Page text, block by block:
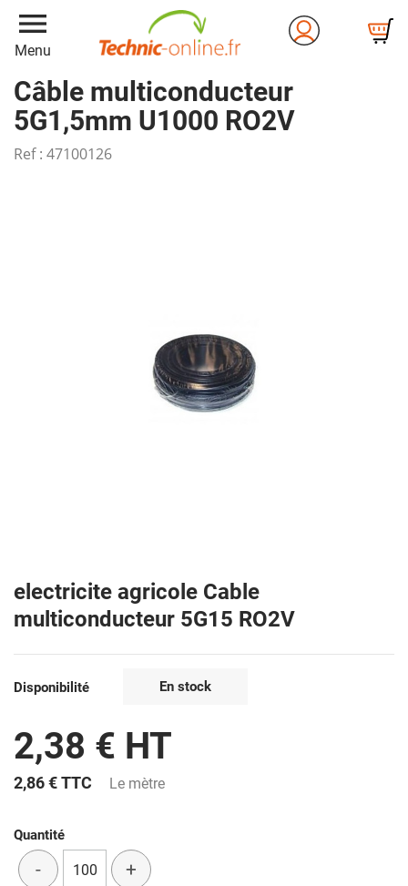
menu
Menu
Câble multiconducteur
5G1,5mm U1000 RO2V
Ref : 47100126
electricite agricole Cable
multiconducteur 5G15 RO2V
Disponibilité En stock
2,38 € HT
2,86 €TTC Le mètre
Quantité
- +